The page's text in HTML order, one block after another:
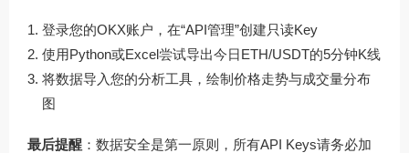
登录您的OKX账户，在“API管理”创建只读Key
使用Python或Excel尝试导出今日ETH/USDT的5分钟K线
将数据导入您的分析工具，绘制价格走势与成交量分布
图
最后提醒 ：数据安全是第一原则，所有API Keys请务必加